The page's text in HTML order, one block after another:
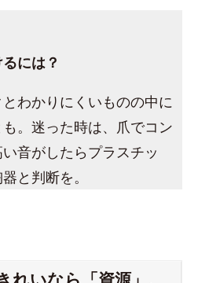
には？
わかりにくいものの中に
。迷った時は、爪でコン
音がしたらプラスチッ
と判断を。